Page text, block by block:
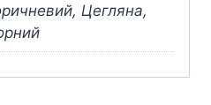
Цегляна,